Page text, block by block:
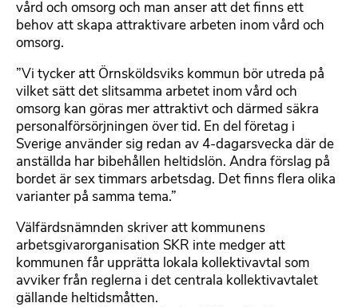
vård och omsorg och man anser att det finns ett
behov att skapa attraktivare arbeten inom vård och
omsorg.
”Vi tycker att Örnsköldsviks kommun bör utreda på
vilket sätt det slitsamma arbetet inom vård och
omsorg kan göras mer attraktivt och därmed säkra
personalförsörjningen över tid. En del företag i
Sverige använder sig redan av 4-dagarsvecka där de
anställda har bibehållen heltidslön. Andra förslag på
bordet är sex timmars arbetsdag. Det finns flera olika
varianter på samma tema.”
Välfärdsnämnden skriver att kommunens
arbetsgivarorganisation SKR inte medger att
kommunen får upprätta lokala kollektivavtal som
avviker från reglerna i det centrala kollektivavtalet
gällande heltidsmåtten.